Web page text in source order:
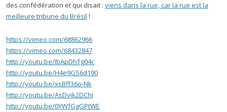
des confédération et qui disait : viens dans la rue, car la rue est la
meilleure tribune du Brésil !
https://vimeo.com/68862966
https://vimeo.com/68432847
http://youtu.be/IbApDhTg04c
http://youtu.be/H4e9GS6d190
http://youtu.be/xsBff36o-Nk
http://youtu.be/AsDvik2DChI
http://youtu.be/0YWfGgGPtWE